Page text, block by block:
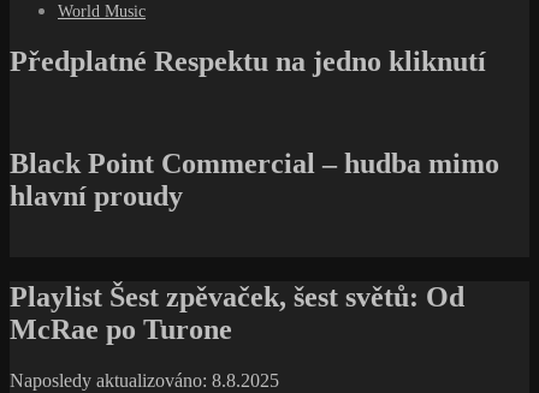
World Music
Předplatné Respektu na jedno kliknutí
Black Point Commercial – hudba mimo
hlavní proudy
Playlist Šest zpěvaček, šest světů: Od
McRae po Turone
Naposledy aktualizováno: 8.8.2025